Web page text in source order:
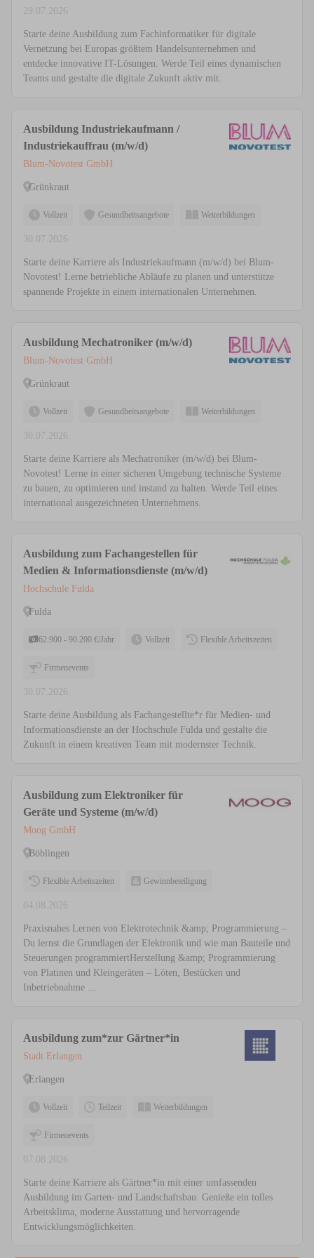
29.07.2026
Starte deine Ausbildung zum Fachinformatiker für digitale
Vernetzung bei Europas größtem Handelsunternehmen und
entdecke innovative IT-Lösungen. Werde Teil eines dynamischen
Teams und gestalte die digitale Zukunft aktiv mit.
Ausbildung Industriekaufmann /
Industriekauffrau (m/w/d)
Blum-Novotest GmbH
Grünkraut
Vollzeit Gesundheitsangebote Weiterbildungen
30.07.2026
Starte deine Karriere als Industriekaufmann (m/w/d) bei Blum-
Novotest! Lerne betriebliche Abläufe zu planen und unterstütze
spannende Projekte in einem internationalen Unternehmen.
Ausbildung Mechatroniker (m/w/d)
Blum-Novotest GmbH
Grünkraut
Vollzeit Gesundheitsangebote Weiterbildungen
30.07.2026
Starte deine Karriere als Mechatroniker (m/w/d) bei Blum-
Novotest! Lerne in einer sicheren Umgebung technische Systeme
zu bauen, zu optimieren und instand zu halten. Werde Teil eines
international ausgezeichneten Unternehmens.
Ausbildung zum Fachangestellen für
Medien & Informationsdienste (m/w/d)
Hochschule Fulda
Fulda
62.900 - 90.200 €/Jahr Vollzeit Flexible Arbeitszeiten
Firmenevents
30.07.2026
Starte deine Ausbildung als Fachangestellte*r für Medien- und
Informationsdienste an der Hochschule Fulda und gestalte die
Zukunft in einem kreativen Team mit modernster Technik.
Ausbildung zum Elektroniker für
Geräte und Systeme (m/w/d)
Moog GmbH
Böblingen
Flexible Arbeitszeiten Gewinnbeteiligung
04.08.2026
Praxisnahes Lernen von Elektrotechnik &amp; Programmierung –
Du lernst die Grundlagen der Elektronik und wie man Bauteile und
Steuerungen programmiertHerstellung &amp; Programmierung
von Platinen und Kleingeräten – Löten, Bestücken und
Inbetriebnahme ...
Ausbildung zum*zur Gärtner*in
Stadt Erlangen
Erlangen
Vollzeit Teilzeit Weiterbildungen
Firmenevents
07.08.2026
Starte deine Karriere als Gärtner*in mit einer umfassenden
Ausbildung im Garten- und Landschaftsbau. Genieße ein tolles
Arbeitsklima, moderne Ausstattung und hervorragende
Entwicklungsmöglichkeiten.